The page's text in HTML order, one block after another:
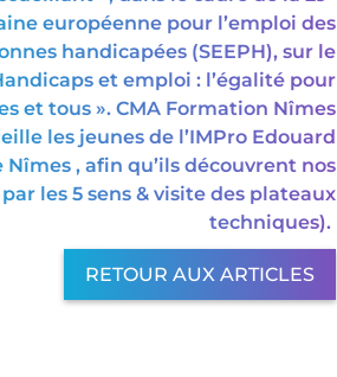
européenne pour l’emploi des
handicapées (SEEPH), sur le
et emploi : l’égalité pour
et tous ». CMA Formation Nîmes
les jeunes de l’IMPro Edouard
Nîmes , afin qu’ils découvrent nos
les 5 sens & visite des plateaux
techniques).
RETOUR AUX ARTICLES